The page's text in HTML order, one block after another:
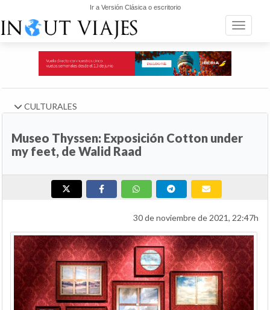
Ir a Versión Clásica o escritorio
Toggle
CULTURALES
Museo Thyssen: Exposición Cotton under
my feet, de Walid Raad
30 de noviembre de 2021, 22:47h